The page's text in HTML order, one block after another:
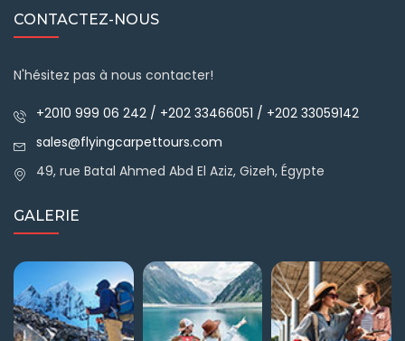
CONTACTEZ-NOUS
N'hésitez pas à nous contacter!
+2010 999 06 242 / +202 33466051 / +202 33059142
sales@flyingcarpettours.com
49, rue Batal Ahmed Abd El Aziz, Gizeh, Égypte
GALERIE